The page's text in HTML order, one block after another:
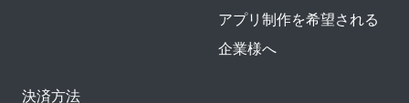
アプリ制作を希望される
企業様へ
決済方法